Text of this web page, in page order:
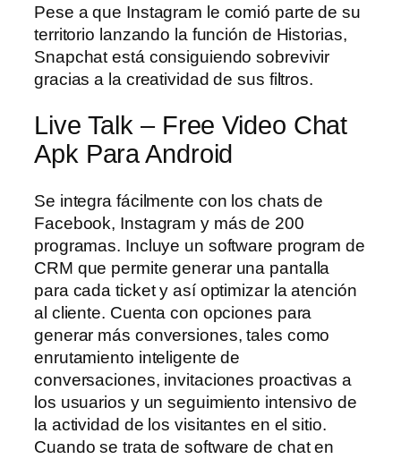
Pese a que Instagram le comió parte de su
territorio lanzando la función de Historias,
Snapchat está consiguiendo sobrevivir
gracias a la creatividad de sus filtros.
Live Talk – Free Video Chat
Apk Para Android
Se integra fácilmente con los chats de
Facebook, Instagram y más de 200
programas. Incluye un software program de
CRM que permite generar una pantalla
para cada ticket y así optimizar la atención
al cliente. Cuenta con opciones para
generar más conversiones, tales como
enrutamiento inteligente de
conversaciones, invitaciones proactivas a
los usuarios y un seguimiento intensivo de
la actividad de los visitantes en el sitio.
Cuando se trata de software de chat en